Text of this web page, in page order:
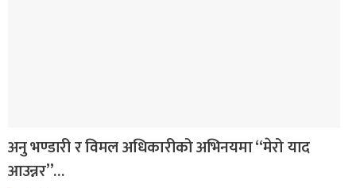
अनु भण्डारी र विमल अधिकारीको अभिनयमा “मेरो याद
आउन्नर”…